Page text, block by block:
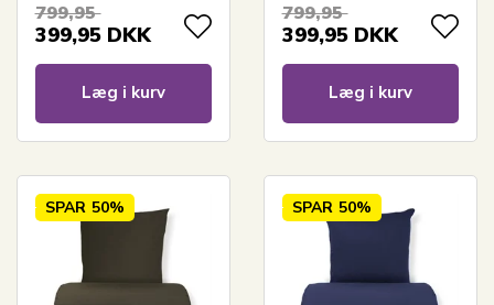
799,95
399,95 DKK
Læg i kurv
799,95
399,95 DKK
Læg i kurv
SPAR 50% SPAR 50%